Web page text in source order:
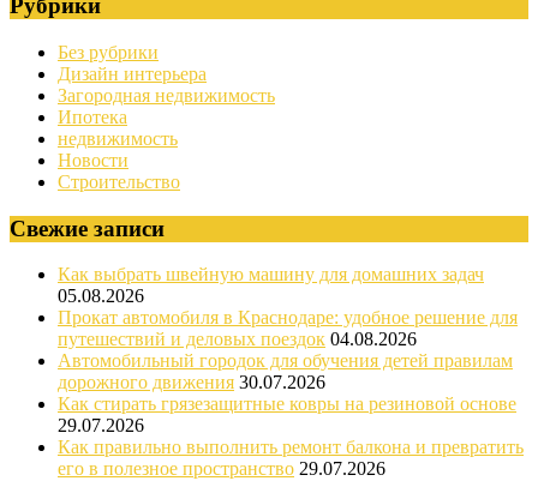
Рубрики
Без рубрики
Дизайн интерьера
Загородная недвижимость
Ипотека
недвижимость
Новости
Строительство
Свежие записи
Как выбрать швейную машину для домашних задач
05.08.2026
Прокат автомобиля в Краснодаре: удобное решение для
путешествий и деловых поездок 04.08.2026
Автомобильный городок для обучения детей правилам
дорожного движения 30.07.2026
Как стирать грязезащитные ковры на резиновой основе
29.07.2026
Как правильно выполнить ремонт балкона и превратить
его в полезное пространство 29.07.2026